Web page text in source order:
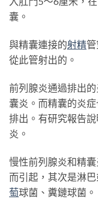
囊。
與精囊連接的射精
從此管射出的。
前列腺炎通過排出
囊炎。而精囊的炎
排出。有研究報告
炎。
慢性前列腺炎和精
而引起，其次是淋
萄球菌、糞鏈球菌。